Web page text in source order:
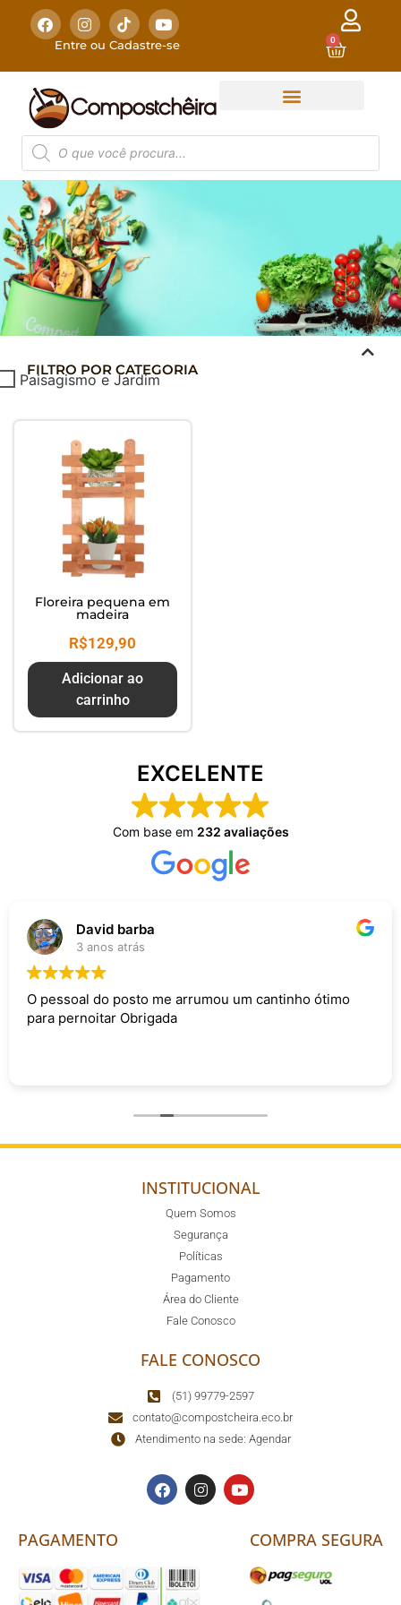
Entre ou Cadastre-se 0
COMPOSTAGEM
DOMÉSTICA
seu Jardim - Cuide do Planeta
FILTRO POR CATEGORIA
Paisagismo e Jardim
Floreira pequena em
madeira
R$129,90
Adicionar ao
carrinho
EXCELENTE
Com base em 232 avaliações
David barba
3 anos atrás
O pessoal do posto me arrumou um cantinho ótimo
para pernoitar Obrigada
INSTITUCIONAL
Quem Somos
Segurança
Políticas
Pagamento
Área do Cliente
Fale Conosco
FALE CONOSCO
(51) 99779-2597
contato@compostcheira.eco.br
Atendimento na sede: Agendar
PAGAMENTO COMPRA SEGURA